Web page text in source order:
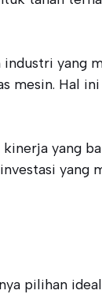
yang
mesin. Hal
yang
yang
pilihan